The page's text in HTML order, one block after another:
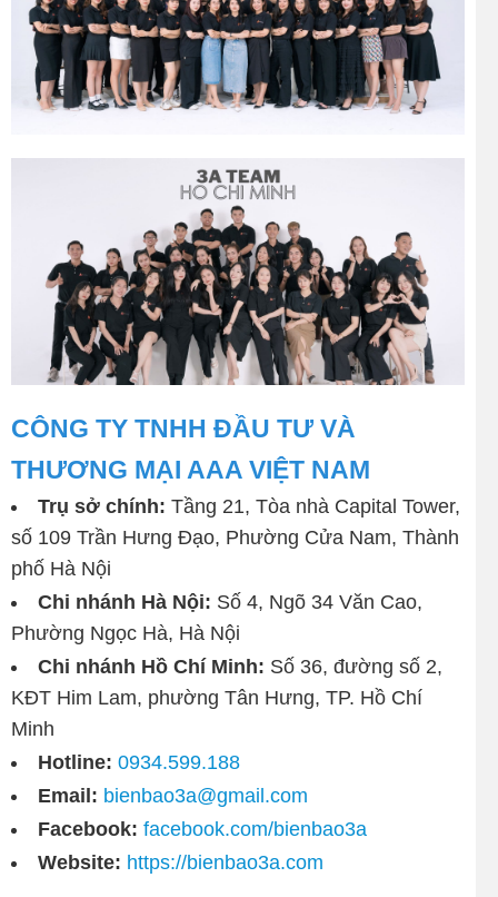
CÔNG TY TNHH ĐẦU TƯ VÀ
THƯƠNG MẠI AAA VIỆT NAM
Trụ sở chính: Tầng 21, Tòa nhà Capital Tower,
số 109 Trần Hưng Đạo, Phường Cửa Nam, Thành
phố Hà Nội
Chi nhánh Hà Nội: Số 4, Ngõ 34 Văn Cao,
Phường Ngọc Hà, Hà Nội
Chi nhánh Hồ Chí Minh: Số 36, đường số 2,
KĐT Him Lam, phường Tân Hưng, TP. Hồ Chí
Minh
Hotline: 0934.599.188
Email: bienbao3a@gmail.com
Facebook: facebook.com/bienbao3a
Website: https://bienbao3a.com